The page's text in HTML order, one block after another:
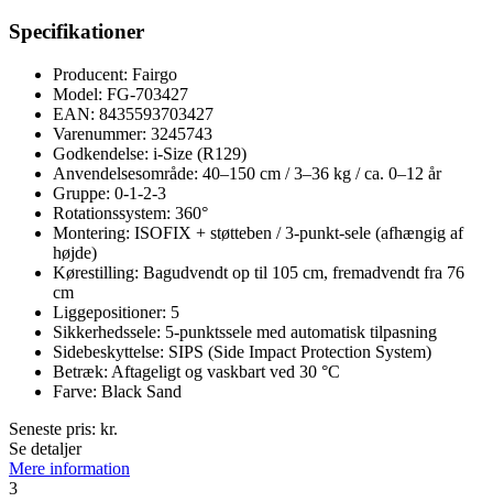
Specifikationer
Producent: Fairgo
Model: FG-703427
EAN: 8435593703427
Varenummer: 3245743
Godkendelse: i-Size (R129)
Anvendelsesområde: 40–150 cm / 3–36 kg / ca. 0–12 år
Gruppe: 0-1-2-3
Rotationssystem: 360°
Montering: ISOFIX + støtteben / 3-punkt-sele (afhængig af
højde)
Kørestilling: Bagudvendt op til 105 cm, fremadvendt fra 76
cm
Liggepositioner: 5
Sikkerhedssele: 5-punktssele med automatisk tilpasning
Sidebeskyttelse: SIPS (Side Impact Protection System)
Betræk: Aftageligt og vaskbart ved 30 °C
Farve: Black Sand
Seneste pris: kr.
Se detaljer
Mere information
3